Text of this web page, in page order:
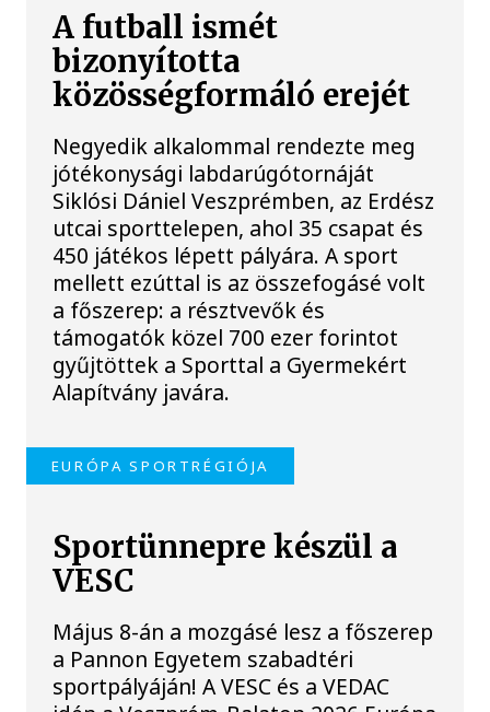
A futball ismét
bizonyította
közösségformáló erejét
Negyedik alkalommal rendezte meg
jótékonysági labdarúgótornáját
Siklósi Dániel Veszprémben, az Erdész
utcai sporttelepen, ahol 35 csapat és
450 játékos lépett pályára. A sport
mellett ezúttal is az összefogásé volt
a főszerep: a résztvevők és
támogatók közel 700 ezer forintot
gyűjtöttek a Sporttal a Gyermekért
Alapítvány javára.
EURÓPA SPORTRÉGIÓJA
Sportünnepre készül a
VESC
Május 8-án a mozgásé lesz a főszerep
a Pannon Egyetem szabadtéri
sportpályáján! A VESC és a VEDAC